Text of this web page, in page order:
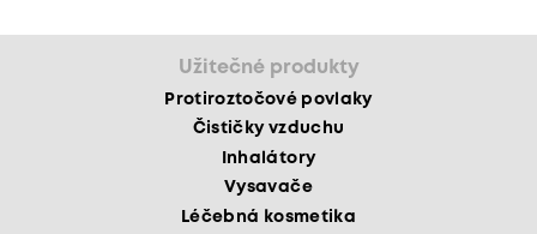
Užitečné produkty
Protiroztočové povlaky
Čističky vzduchu
Inhalátory
Vysavače
Léčebná kosmetika